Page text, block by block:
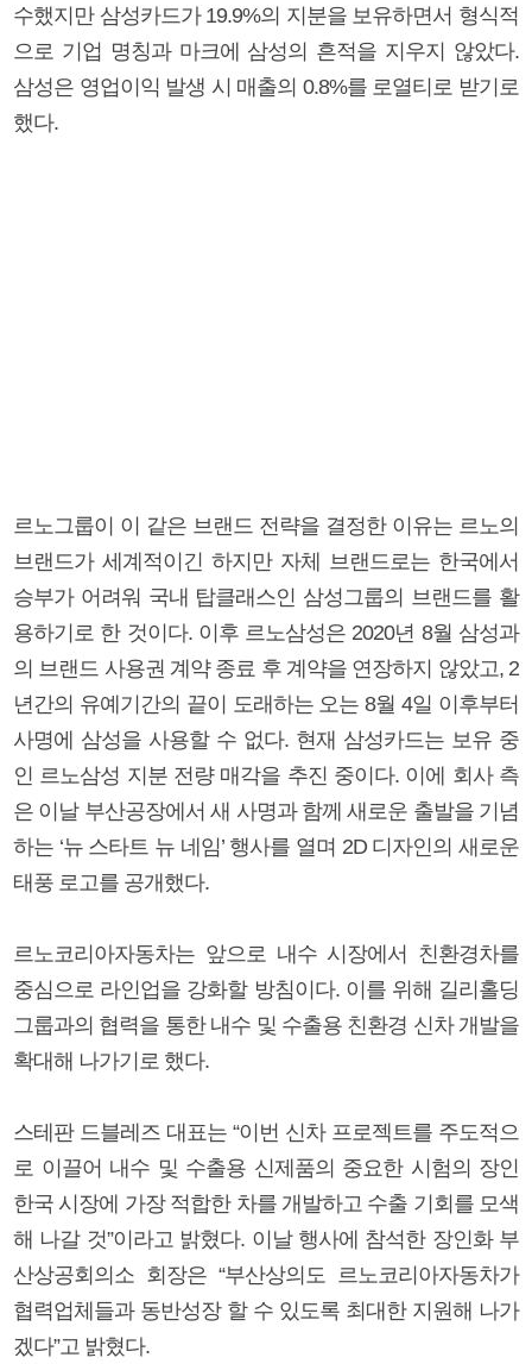
수했지만 삼성카드가 19.9%의 지분을 보유하면서 형식적
으로 기업 명칭과 마크에 삼성의 흔적을 지우지 않았다.
삼성은 영업이익 발생 시 매출의 0.8%를 로열티로 받기로
했다.
르노그룹이 이 같은 브랜드 전략을 결정한 이유는 르노의
브랜드가 세계적이긴 하지만 자체 브랜드로는 한국에서
승부가 어려워 국내 탑클래스인 삼성그룹의 브랜드를 활
용하기로 한 것이다. 이후 르노삼성은 2020년 8월 삼성과
의 브랜드 사용권 계약 종료 후 계약을 연장하지 않았고, 2
년간의 유예기간의 끝이 도래하는 오는 8월 4일 이후부터
사명에 삼성을 사용할 수 없다. 현재 삼성카드는 보유 중
인 르노삼성 지분 전량 매각을 추진 중이다. 이에 회사 측
은 이날 부산공장에서 새 사명과 함께 새로운 출발을 기념
하는 ‘뉴 스타트 뉴 네임’ 행사를 열며 2D 디자인의 새로운
태풍 로고를 공개했다.
르노코리아자동차는 앞으로 내수 시장에서 친환경차를
중심으로 라인업을 강화할 방침이다. 이를 위해 길리홀딩
그룹과의 협력을 통한 내수 및 수출용 친환경 신차 개발을
확대해 나가기로 했다.
스테판 드블레즈 대표는 “이번 신차 프로젝트를 주도적으
로 이끌어 내수 및 수출용 신제품의 중요한 시험의 장인
한국 시장에 가장 적합한 차를 개발하고 수출 기회를 모색
해 나갈 것”이라고 밝혔다. 이날 행사에 참석한 장인화 부
산상공회의소 회장은 “부산상의도 르노코리아자동차가
협력업체들과 동반성장 할 수 있도록 최대한 지원해 나가
겠다”고 밝혔다.